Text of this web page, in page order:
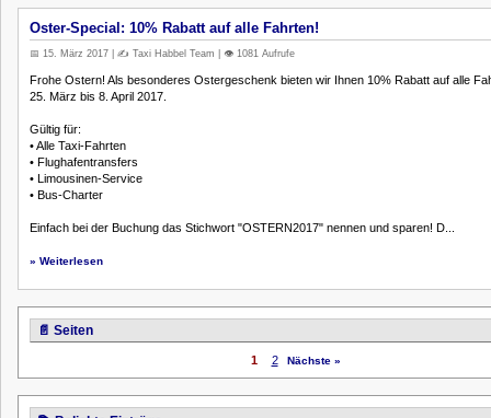
Oster-Special: 10% Rabatt auf alle Fahrten!
📅 15. März 2017 | ✍️ Taxi Habbel Team | 👁️ 1081 Aufrufe
Frohe Ostern! Als besonderes Ostergeschenk bieten wir Ihnen 10% Rabatt auf alle
25. März bis 8. April 2017.
Gültig für:
• Alle Taxi-Fahrten
• Flughafentransfers
• Limousinen-Service
• Bus-Charter
Einfach bei der Buchung das Stichwort "OSTERN2017" nennen und sparen! D...
» Weiterlesen
📄 Seiten
1 2 Nächste »